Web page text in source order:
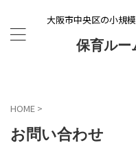
大阪市中央区の小規
保育ルー
HOME >
お問い合わせ